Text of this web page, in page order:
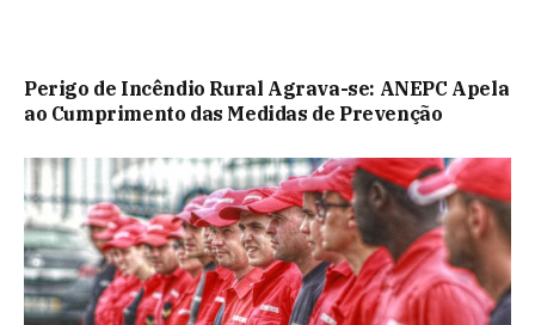
Perigo de Incêndio Rural Agrava-se: ANEPC Apela
ao Cumprimento das Medidas de Prevenção